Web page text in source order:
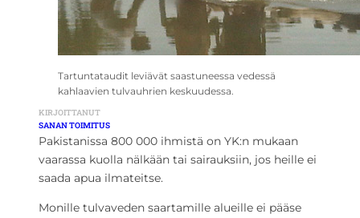
Tartuntataudit leviävät saastuneessa vedessä
kahlaavien tulvauhrien keskuudessa.
KIRJOITTANUT
SANAN TOIMITUS
Pakistanissa 800 000 ihmistä on YK:n mukaan
vaarassa kuolla nälkään tai sairauksiin, jos heille ei
saada apua ilmateitse.
Monille tulvaveden saartamille alueille ei pääse